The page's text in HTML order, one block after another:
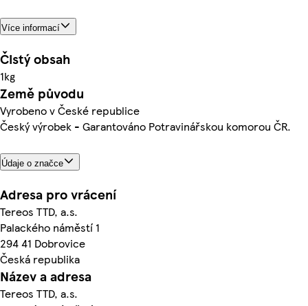
Více informací
Čistý obsah
1kg
Země původu
Vyrobeno v České republice
Český výrobek - Garantováno Potravinářskou komorou ČR.
Údaje o značce
Adresa pro vrácení
Tereos TTD, a.s.
Palackého náměstí 1
294 41 Dobrovice
Česká republika
Název a adresa
Tereos TTD, a.s.